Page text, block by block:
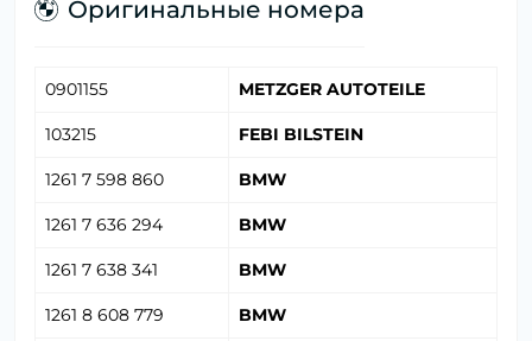
Оригинальные номера
0901155 METZGER AUTOTEILE
103215 FEBI BILSTEIN
1261 7 598 860 BMW
1261 7 636 294 BMW
1261 7 638 341 BMW
1261 8 608 779 BMW